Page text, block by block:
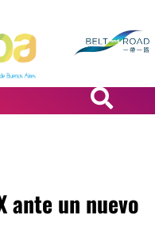
ante un nuevo